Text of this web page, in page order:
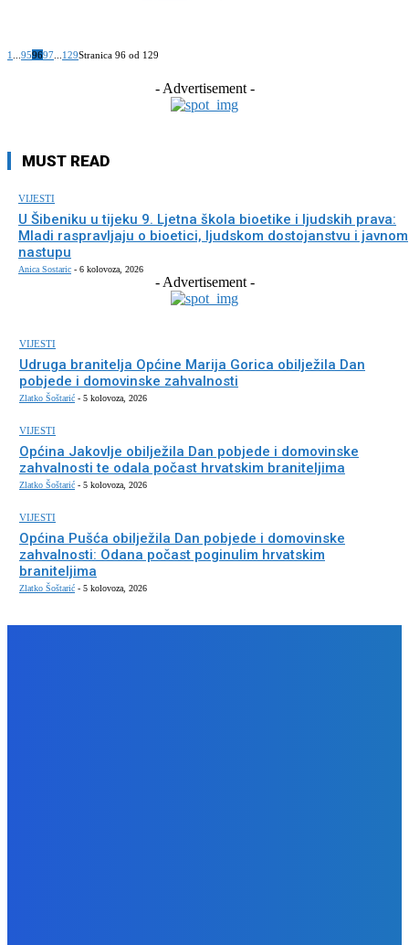
1 959697 129Stranica 96 od 129
- Advertisement -
MUST READ
VIJESTI
U Šibeniku u tijeku 9. Ljetna škola bioetike i ljudskih prava:
Mladi raspravljaju o bioetici, ljudskom dostojanstvu i javnom
nastupu
Anica Sostaric - 6 kolovoza, 2026
- Advertisement -
VIJESTI
Udruga branitelja Općine Marija Gorica obilježila Dan
pobjede i domovinske zahvalnosti
Zlatko Šoštarić - 5 kolovoza, 2026
VIJESTI
Općina Jakovlje obilježila Dan pobjede i domovinske
zahvalnosti te odala počast hrvatskim braniteljima
Zlatko Šoštarić - 5 kolovoza, 2026
VIJESTI
Općina Pušća obilježila Dan pobjede i domovinske
zahvalnosti: Odana počast poginulim hrvatskim
braniteljima
Zlatko Šoštarić - 5 kolovoza, 2026